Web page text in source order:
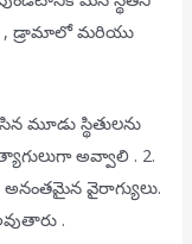
, డ్రామాలో మరియు
మూడు స్థితులను
అవ్వాలి . 2.
వైరాగ్యులు.
.